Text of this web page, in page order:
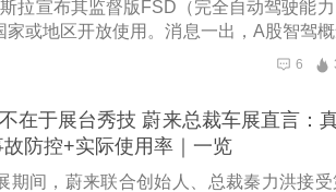
先搭载在上汽大众ID系列某车型上，也会
路通行、匝道汇入等场景下能更早识别
时间情绪可能从亢奋慢慢降温，恢复到相
拉宣布其监督版FSD（完全自动驾驶能
家或地区开放使用。消息一出，A股智驾
第一时间走访了上海多家特斯拉线下门
何时能正式在国内开通使用时，一线销
6
在于展台秀技 蔚来总裁车展直言：
防控+实际使用率｜一览
期间，蔚来联合创始人、总裁秦力洪接